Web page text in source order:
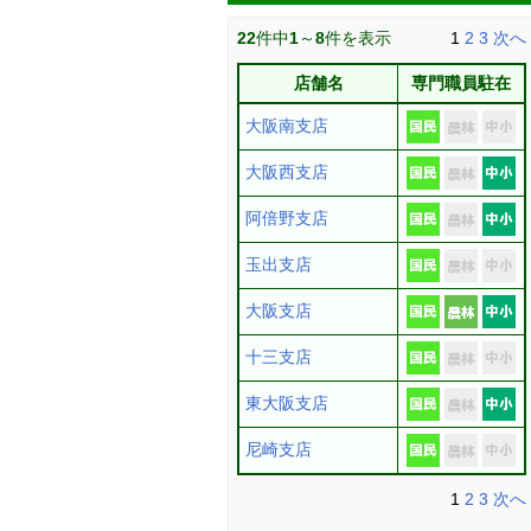
22件中1～8件を表示 1 2 3 次へ
店舗名 専門職員駐在
大阪南支店
大阪西支店
阿倍野支店
玉出支店
大阪支店
十三支店
東大阪支店
尼崎支店
1 2 3 次へ